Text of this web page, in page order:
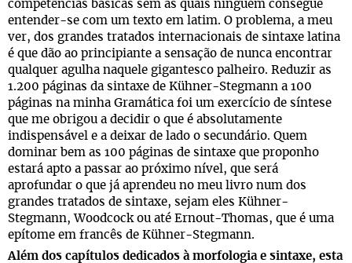
competências básicas sem as quais ninguém consegue
entender-se com um texto em latim. O problema, a meu
ver, dos grandes tratados internacionais de sintaxe latina
é que dão ao principiante a sensação de nunca encontrar
qualquer agulha naquele gigantesco palheiro. Reduzir as
1.200 páginas da sintaxe de Kühner-Stegmann a 100
páginas na minha Gramática foi um exercício de síntese
que me obrigou a decidir o que é absolutamente
indispensável e a deixar de lado o secundário. Quem
dominar bem as 100 páginas de sintaxe que proponho
estará apto a passar ao próximo nível, que será
aprofundar o que já aprendeu no meu livro num dos
grandes tratados de sintaxe, sejam eles Kühner-
Stegmann, Woodcock ou até Ernout-Thomas, que é uma
epítome em francês de Kühner-Stegmann.
Além dos capítulos dedicados à morfologia e sintaxe, esta